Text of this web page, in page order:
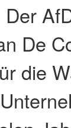
De
die